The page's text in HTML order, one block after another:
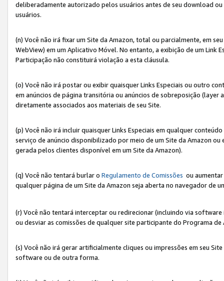
deliberadamente autorizado pelos usuários antes de seu download
usuários.
(n) Você não irá fixar um Site da Amazon, total ou parcialmente, em
WebView) em um Aplicativo Móvel. No entanto, a exibição de um Link
Participação não constituirá violação a esta cláusula.
(o) Você não irá postar ou exibir quaisquer Links Especiais ou outro
em anúncios de página transitória ou anúncios de sobreposição
diretamente associados aos materiais de seu Site.
(p) Você não irá incluir quaisquer Links Especiais em qualquer
serviço de anúncio disponibilizado por meio de um Site da Amazon
gerada pelos clientes disponível em um Site da Amazon).
(q) Você não tentará burlar o Regulamento de Comissões ou
qualquer página de um Site da Amazon seja aberta no navegador de
(r) Você não tentará interceptar ou redirecionar (incluindo via
ou desviar as comissões de qualquer site participante do Programa de
(s) Você não irá gerar artificialmente cliques ou impressões em seu
software ou de outra forma.